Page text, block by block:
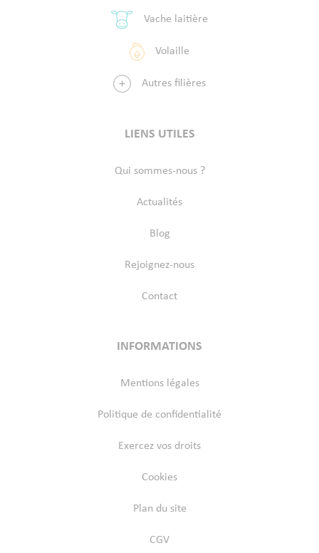
Vache laitière
Volaille
Autres filières
LIENS UTILES
Qui sommes-nous ?
Actualités
Blog
Rejoignez-nous
Contact
INFORMATIONS
Mentions légales
Politique de confidentialité
Exercez vos droits
Cookies
Plan du site
CGV